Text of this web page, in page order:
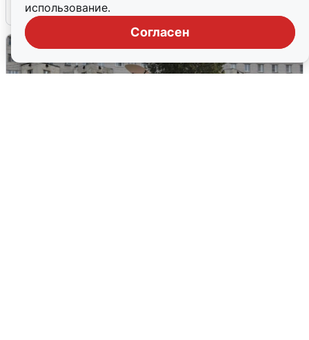
использование.
Согласен
5 августа 0